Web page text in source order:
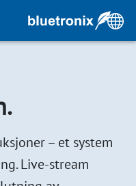
– et system
Live-stream